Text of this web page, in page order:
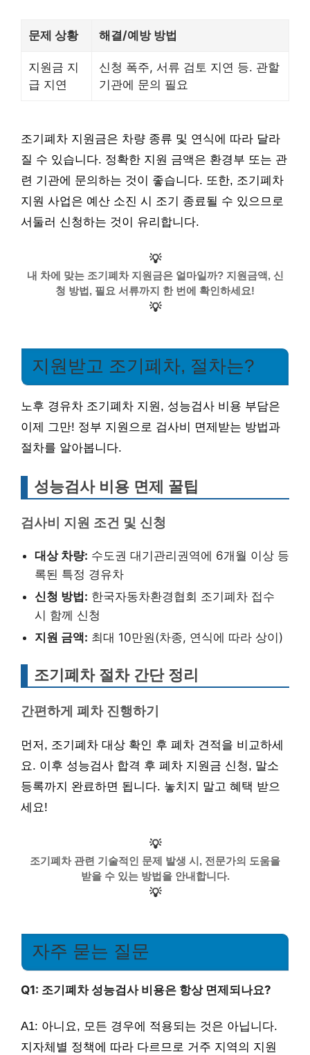
문제 상황 해결/예방 방법
지원금 지
급 지연
신청 폭주, 서류 검토 지연 등. 관할
기관에 문의 필요
조기폐차 지원금은 차량 종류 및 연식에 따라 달라
질 수 있습니다. 정확한 지원 금액은 환경부 또는 관
련 기관에 문의하는 것이 좋습니다. 또한, 조기폐차
지원 사업은 예산 소진 시 조기 종료될 수 있으므로
서둘러 신청하는 것이 유리합니다.
💡
내 차에 맞는 조기폐차 지원금은 얼마일까? 지원금액, 신
청 방법, 필요 서류까지 한 번에 확인하세요!
💡
지원받고 조기폐차, 절차는?
노후 경유차 조기폐차 지원, 성능검사 비용 부담은
이제 그만! 정부 지원으로 검사비 면제받는 방법과
절차를 알아봅니다.
성능검사 비용 면제 꿀팁
검사비 지원 조건 및 신청
대상 차량: 수도권 대기관리권역에 6개월 이상 등
록된 특정 경유차
신청 방법: 한국자동차환경협회 조기폐차 접수
시 함께 신청
지원 금액: 최대 10만원(차종, 연식에 따라 상이)
조기폐차 절차 간단 정리
간편하게 폐차 진행하기
먼저, 조기폐차 대상 확인 후 폐차 견적을 비교하세
요. 이후 성능검사 합격 후 폐차 지원금 신청, 말소
등록까지 완료하면 됩니다. 놓치지 말고 혜택 받으
세요!
💡
조기폐차 관련 기술적인 문제 발생 시, 전문가의 도움을
받을 수 있는 방법을 안내합니다.
💡
자주 묻는 질문
Q1: 조기폐차 성능검사 비용은 항상 면제되나요?
A1: 아니요, 모든 경우에 적용되는 것은 아닙니다.
지자체별 정책에 따라 다르므로 거주 지역의 지원